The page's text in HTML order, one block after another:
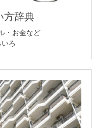
方辞典
・お金など
ろ